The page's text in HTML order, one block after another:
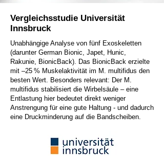
Vergleichsstudie Universität
Innsbruck
Unabhängige Analyse von fünf Exoskeletten
(darunter German Bionic, Japet, Hunic,
Rakunie, BionicBack). Das BionicBack erzielte
mit –25 % Muskelaktivität im M. multifidus den
besten Wert. Besonders relevant: Der M.
multifidus stabilisiert die Wirbelsäule – eine
Entlastung hier bedeutet direkt weniger
Anstrengung für eine gute Haltung - und dadurch
eine Druckminderung auf die Bandscheiben.